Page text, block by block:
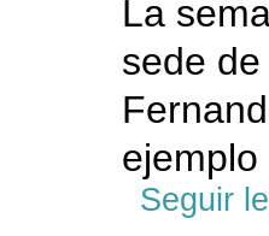
La
sede
Seguir